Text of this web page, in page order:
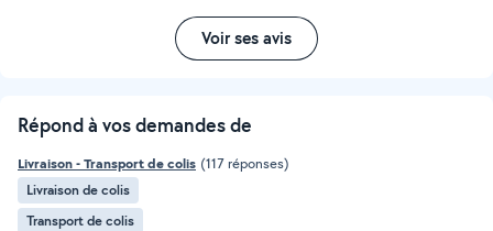
Voir ses avis
Répond à vos demandes de
Livraison - Transport de colis (117 réponses)
Livraison de colis
Transport de colis